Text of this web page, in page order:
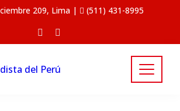
209, Lima | (511) 431-8995